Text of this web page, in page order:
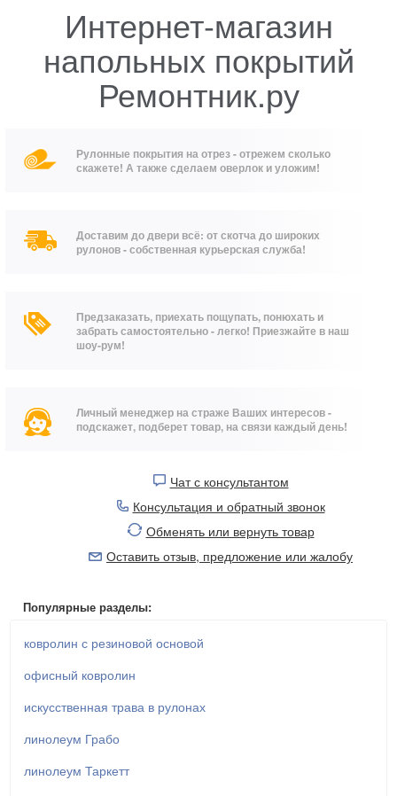
Интернет-магазин
напольных покрытий
Ремонтник.ру
Рулонные покрытия на отрез - отрежем сколько
скажете! А также сделаем оверлок и уложим!
Доставим до двери всё: от скотча до широких
рулонов - собственная курьерская служба!
Предзаказать, приехать пощупать, понюхать и
забрать самостоятельно - легко! Приезжайте в наш
шоу-рум!
Личный менеджер на страже Ваших интересов -
подскажет, подберет товар, на связи каждый день!
Чат с консультантом
Консультация и обратный звонок
Обменять или вернуть товар
Оставить отзыв, предложение или жалобу
Популярные разделы:
ковролин с резиновой основой
офисный ковролин
искусственная трава в рулонах
линолеум Грабо
линолеум Таркетт